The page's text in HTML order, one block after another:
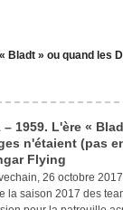
Bladt » ou quand les
– 1959. L'ère «
n'étaient (pas
Flying
26 octobre
la saison 2017 des